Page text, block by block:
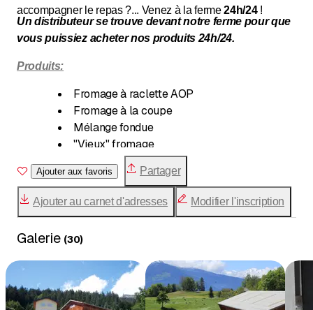
accompagner le repas ?... Venez à la ferme24h/24!
Un distributeur se trouve devant notre ferme pour que
vous puissiez acheter nos produits 24h/24.
Produits:
Fromage à raclette AOP
Fromage à la coupe
Mélange fondue
"Vieux" fromage
Tomme
Fromage en partie écrémé (moins gras)
Saucisses (vache et porc)
Confiture de lait
Ajouter aux favoris Partager
Ajouter au carnet d'adresses Modifier l'inscription
Galerie (30)